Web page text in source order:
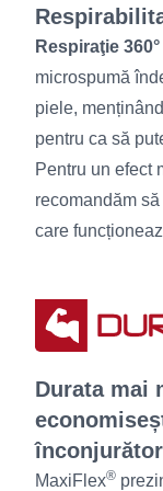
Respiraţie 360°
microspumă
piele,
pentru ca să
Pentru un efect
recomandăm
care
Durata mai
înconjurător
MaxiFlex®